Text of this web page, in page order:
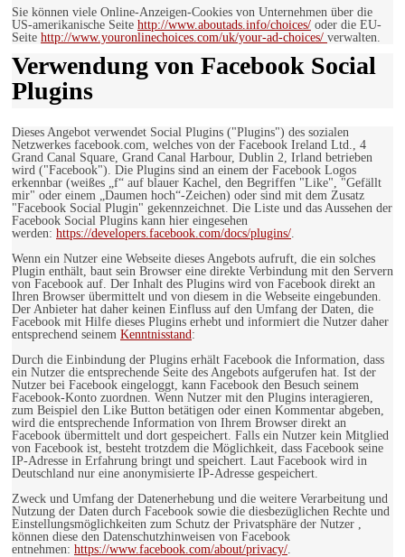
Sie können viele Online-Anzeigen-Cookies von Unternehmen über die
US-amerikanische Seite http://www.aboutads.info/choices/ oder die EU-
Seite http://www.youronlinechoices.com/uk/your-ad-choices/ verwalten.
Verwendung von Facebook Social
Plugins
Dieses Angebot verwendet Social Plugins ("Plugins") des sozialen
Netzwerkes facebook.com, welches von der Facebook Ireland Ltd., 4
Grand Canal Square, Grand Canal Harbour, Dublin 2, Irland betrieben
wird ("Facebook"). Die Plugins sind an einem der Facebook Logos
erkennbar (weißes „f“ auf blauer Kachel, den Begriffen "Like", "Gefällt
mir" oder einem „Daumen hoch“-Zeichen) oder sind mit dem Zusatz
"Facebook Social Plugin" gekennzeichnet. Die Liste und das Aussehen der
Facebook Social Plugins kann hier eingesehen
werden: https://developers.facebook.com/docs/plugins/
Wenn ein Nutzer eine Webseite dieses Angebots aufruft, die ein solches
Plugin enthält, baut sein Browser eine direkte Verbindung mit den Servern
von Facebook auf. Der Inhalt des Plugins wird von Facebook direkt an
Ihren Browser übermittelt und von diesem in die Webseite eingebunden.
Der Anbieter hat daher keinen Einfluss auf den Umfang der Daten, die
Facebook mit Hilfe dieses Plugins erhebt und informiert die Nutzer daher
entsprechend seinem Kenntnisstand :
Durch die Einbindung der Plugins erhält Facebook die Information, dass
ein Nutzer die entsprechende Seite des Angebots aufgerufen hat. Ist der
Nutzer bei Facebook eingeloggt, kann Facebook den Besuch seinem
Facebook-Konto zuordnen. Wenn Nutzer mit den Plugins interagieren,
zum Beispiel den Like Button betätigen oder einen Kommentar abgeben,
wird die entsprechende Information von Ihrem Browser direkt an
Facebook übermittelt und dort gespeichert. Falls ein Nutzer kein Mitglied
von Facebook ist, besteht trotzdem die Möglichkeit, dass Facebook seine
IP-Adresse in Erfahrung bringt und speichert. Laut Facebook wird in
Deutschland nur eine anonymisierte IP-Adresse gespeichert.
Zweck und Umfang der Datenerhebung und die weitere Verarbeitung und
Nutzung der Daten durch Facebook sowie die diesbezüglichen Rechte und
Einstellungsmöglichkeiten zum Schutz der Privatsphäre der Nutzer ,
können diese den Datenschutzhinweisen von Facebook
entnehmen: https://www.facebook.com/about/privacy/